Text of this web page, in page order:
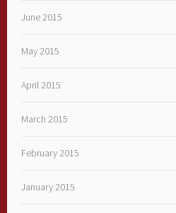
June 2015
May 2015
April 2015
March 2015
February 2015
January 2015